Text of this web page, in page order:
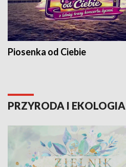
Piosenka od Ciebie
PRZYRODA I EKOLOGIA